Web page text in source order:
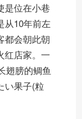
是位在小巷
从10年前左
都会朝此朝
红店家。一
翅膀的鲷鱼
い果子(粒